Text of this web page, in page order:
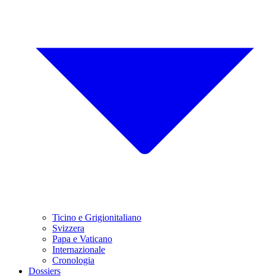
Ticino e Grigionitaliano
Svizzera
Papa e Vaticano
Internazionale
Cronologia
Dossiers